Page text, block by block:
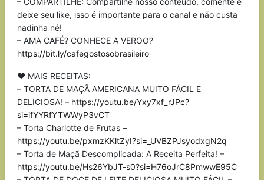
deixe seu like, isso é importante para o canal e não custa
nadinha né!
– AMA CAFÉ? CONHECE A VEROO?
https://bit.ly/cafegostosobrasileiro
♥ MAIS RECEITAS:
– TORTA DE MAÇÃ AMERICANA MUITO FÁCIL E
DELICIOSA! – https://youtu.be/Yxy7xf_rJPc?
si=ifYYRfYTWWyP3vCT
– Torta Charlotte de Frutas –
https://youtu.be/pxmzKKltZyI?si=_UVBZPJsyodxgN2q
– Torta de Maçã Descomplicada: A Receita Perfeita! –
https://youtu.be/Hs26YbJT-s0?si=H76oJrC8PmwwE95C